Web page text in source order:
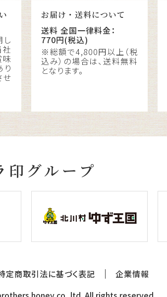
社
味
り
せ
お届け・送料について
送料 全国一律料金：
770円(税込)
※総額で4,800円以上（税
込み）の場合は、送料無料
となります。
印グループ
定商取引法に基づく表記
企業情報